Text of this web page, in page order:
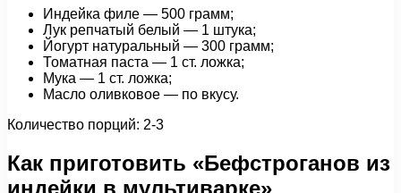
Индейка филе — 500 грамм;
Лук репчатый белый — 1 штука;
Йогурт натуральный — 300 грамм;
Томатная паста — 1 ст. ложка;
Мука — 1 ст. ложка;
Масло оливковое — по вкусу.
Количество порций: 2-3
Как приготовить «Бефстроганов из